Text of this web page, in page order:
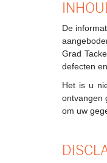
De
Grad
defecten
Het is u
ontvangen
om uw